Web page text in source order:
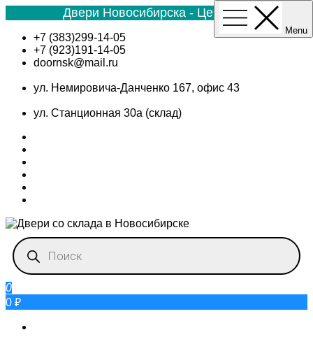
Двери Новосибирска - Цена №1
Skip
content
+7 (383)299-14-05
+7 (923)191-14-05
doornsk@mail.ru
ул. Немировича-Данченко 167, офис 43
ул. Станционная 30а (склад)
Поиск
товаров
0
0 ₽
Menu